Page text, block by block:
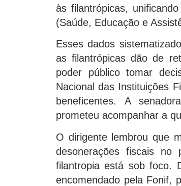
às filantrópicas,
(Saúde, Educação e
Esses dados
as filantrópicas dão de
poder público tomar
Nacional das Instituições
beneficentes. A
prometeu acompanhar a
O dirigente lembrou que
desonerações fiscais
filantropia está sob foco.
encomendado pela Fonif,